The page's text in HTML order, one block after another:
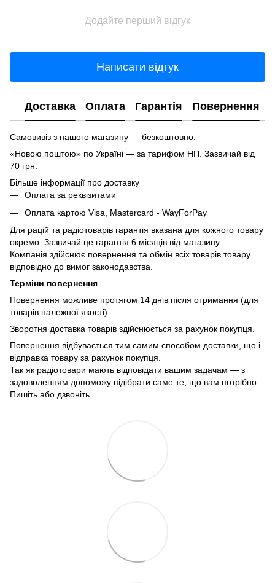
Додайте перший відгук
Написати відгук
Доставка Оплата Гарантія Повернення
Самовивіз з нашого магазину — безкоштовно.
«Новою поштою» по Україні — за тарифом НП. Зазвичай від
70 грн.
Більше інформації про доставку
Оплата за реквізитами
Оплата картою Visa, Mastercard - WayForPay
Для рацій та радіотоварів гарантія вказана для кожного товару
окремо. Зазвичай це гарантія 6 місяців від магазину.
Компанія здійснює повернення та обмін всіх товарів товару
відповідно до вимог законодавства.
Терміни повернення
Повернення можливе протягом 14 днів після отримання (для
товарів належної якості).
Зворотня доставка товарів здійснюється за рахунок покупця.
Повернення відбувається тим самим способом доставки, що і
відправка товару за рахунок покупця.
Так як радіотовари мають відповідати вашим задачам — з
задоволенням допоможу підібрати саме те, що вам потрібно.
Пишіть або дзвоніть.